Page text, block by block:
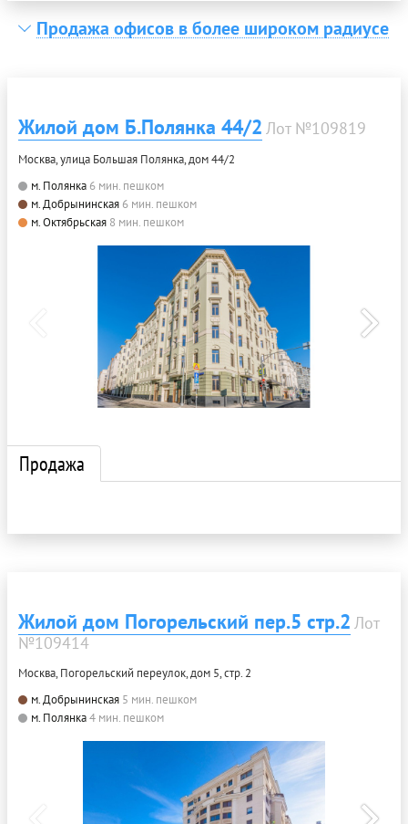
Продажа офисов в более широком радиусе
Жилой дом Б.Полянка 44/2 Лот №109819
Москва, улица Большая Полянка, дом 44/2
м. Полянка 6 мин. пешком
м. Добрынинская 6 мин. пешком
м. Октябрьская 8 мин. пешком
Продажа
Жилой дом Погорельский пер.5 стр.2 Лот
№109414
Москва, Погорельский переулок, дом 5, стр. 2
м. Добрынинская 5 мин. пешком
м. Полянка4 мин. пешком